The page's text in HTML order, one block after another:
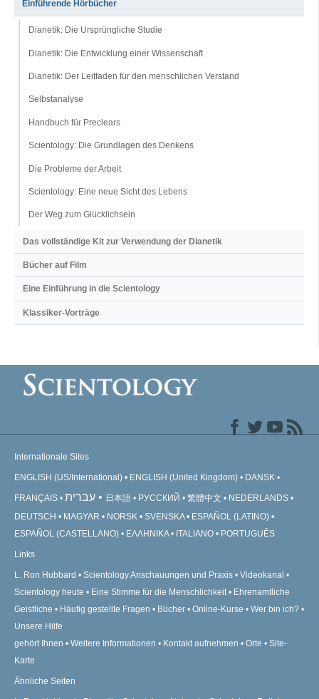
Einführende Hörbücher
Dianetik: Die Ursprüngliche Studie
Dianetik: Die Entwicklung einer Wissenschaft
Dianetik: Der Leitfaden für den menschlichen Verstand
Selbstanalyse
Handbuch für Preclears
Scientology: Die Grundlagen des Denkens
Die Probleme der Arbeit
Scientology: Eine neue Sicht des Lebens
Der Weg zum Glücklichsein
Das vollständige Kit zur Verwendung der Dianetik
Bücher auf Film
Eine Einführung in die Scientology
Klassiker-Vorträge
Internationale Sites
ENGLISH (US/International) ENGLISH (United Kingdom) DANSK
FRANÇAIS עברית 日本語 РУССКИЙ 繁體中文
NEDERLANDS
DEUTSCH
MAGYAR NORSK SVENSKA
ESPAÑOL (LATINO)
ESPAÑOL (CASTELLANO)
ΕΛΛΗΝΙΚA ITALIANO PORTUGUÊS
Links
L. Ron Hubbard Scientology Anschauungen und Praxis
Videokanal
Scientology heute
Eine Stimme für die Menschlichkeit
Ehrenamtliche
Geistliche
Häufig gestellte Fragen Bücher Online-Kurse
Wer bin ich?
Unsere Hilfe
gehört Ihnen
Weitere Informationen Kontakt aufnehmen Orte
Site-
Karte
Ähnliche Seiten